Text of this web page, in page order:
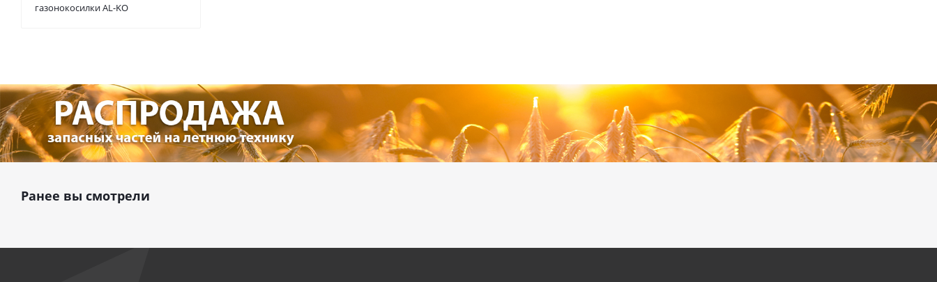
газонокосилки AL-KO
Ранее вы смотрели